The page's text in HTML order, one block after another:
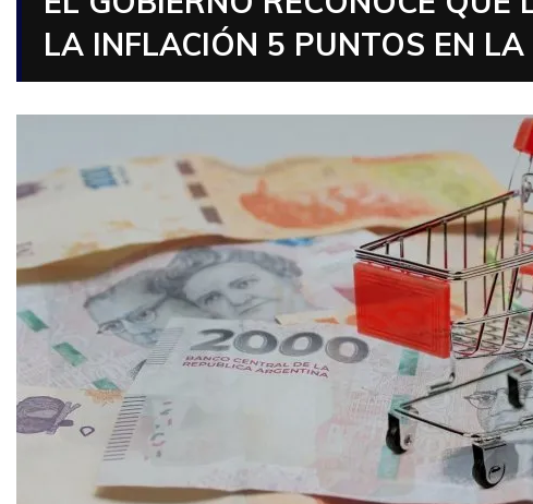
LA INFLACIÓN 5 PUNTOS EN LA